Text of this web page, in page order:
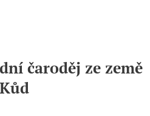
čaroděj ze země
Kůd